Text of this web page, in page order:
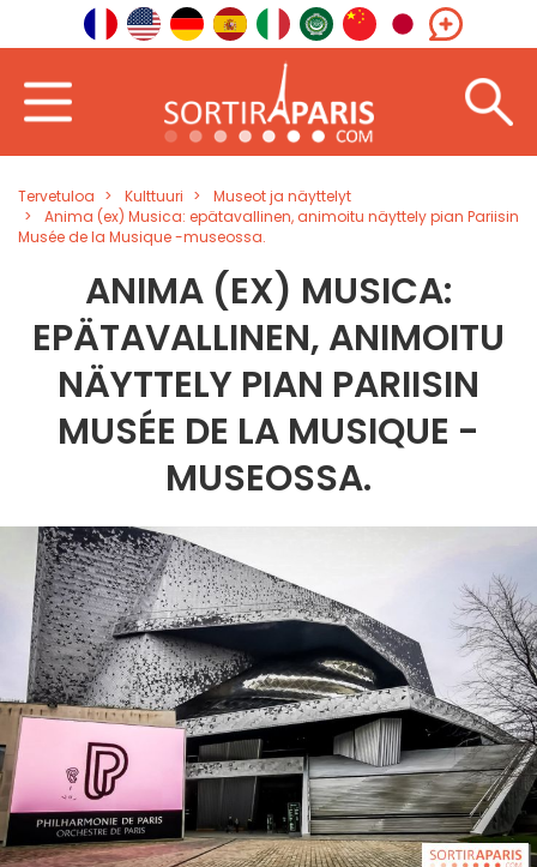
Tervetuloa Kulttuuri
Museot ja näyttelyt
Anima (ex) Musica: epätavallinen, animoitu näyttely pian Pariisin
Musée de la Musique -museossa.
ANIMA (EX) MUSICA:
EPÄTAVALLINEN, ANIMOITU
NÄYTTELY PIAN PARIISIN
MUSÉE DE LA MUSIQUE -
MUSEOSSA.